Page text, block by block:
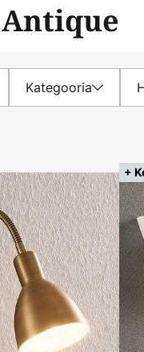
Kategooria
+